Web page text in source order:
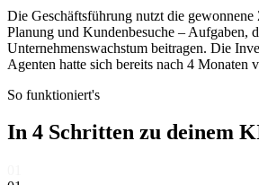
Die Geschäftsführung nutzt die gewonnene
Planung und Kundenbesuche – Aufgaben,
Unternehmenswachstum beitragen. Die
Agenten hatte sich bereits nach 4 Monaten
So funktioniert's
In 4 Schritten zu deinem